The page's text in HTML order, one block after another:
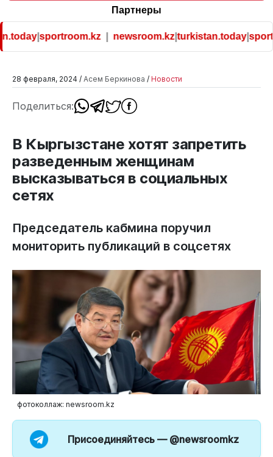
Партнеры
|sportroom.kz| newsroom.kz|turkistan.today|
28 февраля, 2024 / Асем Беркинова / Новости
Поделиться:
В Кыргызстане хотят запретить
разведенным женщинам
высказываться в социальных
сетях
Председатель кабмина поручил
мониторить публикаций в соцсетях
фотоколлаж: newsroom.kz
Присоединяйтесь — @newsroomkz